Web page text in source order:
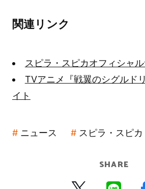
関連リンク
スピラ・スピカオフィシャル
TVアニメ『戦翼のシグルド
イト
ニュース スピラ・スピカ
SHARE